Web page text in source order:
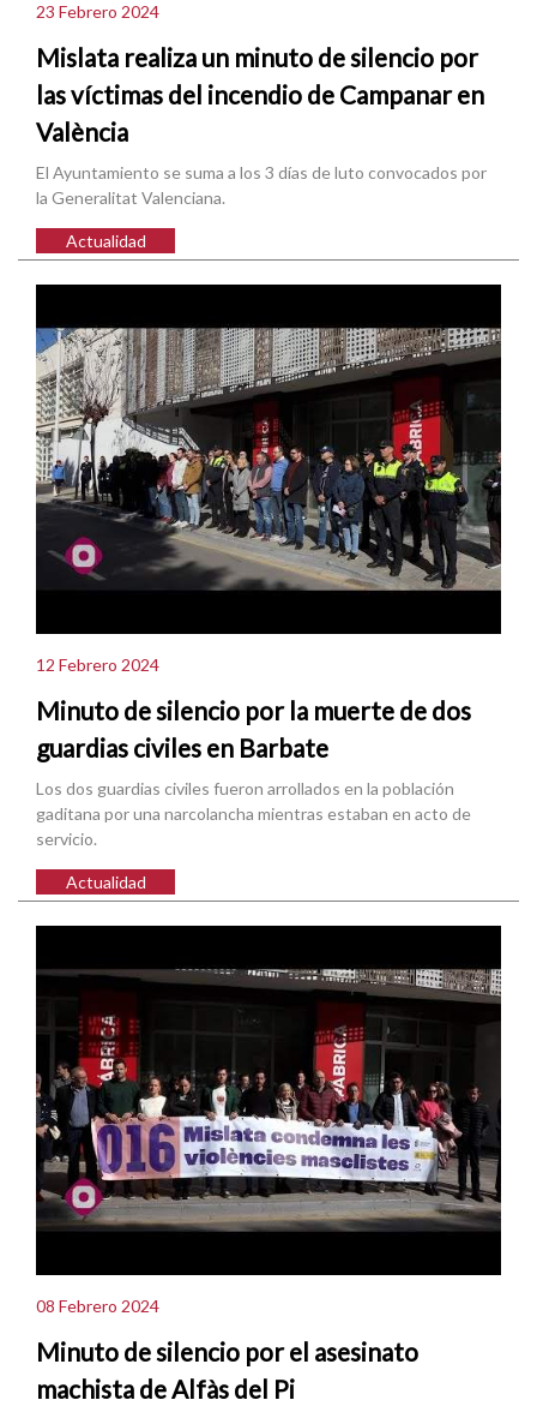
23 Febrero 2024
Mislata realiza un minuto de silencio por
las víctimas del incendio de Campanar en
València
El Ayuntamiento se suma a los 3 días de luto convocados por
la Generalitat Valenciana.
Actualidad
12 Febrero 2024
Minuto de silencio por la muerte de dos
guardias civiles en Barbate
Los dos guardias civiles fueron arrollados en la población
gaditana por una narcolancha mientras estaban en acto de
servicio.
Actualidad
08 Febrero 2024
Minuto de silencio por el asesinato
machista de Alfàs del Pi